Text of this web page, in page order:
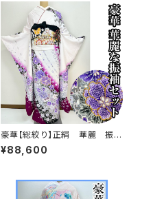
豪華【総絞り】正絹 華麗 振袖
セット s723
¥88,600